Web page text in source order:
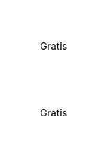
Gratis
Gratis